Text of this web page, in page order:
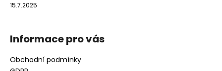
D
o
u
15.7.2025
Informace pro vás
Obchodní podmínky